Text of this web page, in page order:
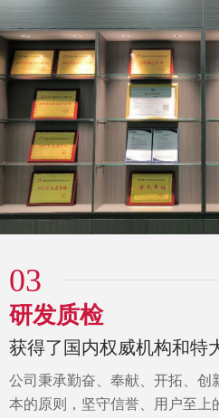
03
研发质检
获得了国内权威机构和特
公司秉承勤奋、奉献、开拓、创
本的原则，坚守信誉、用户至上